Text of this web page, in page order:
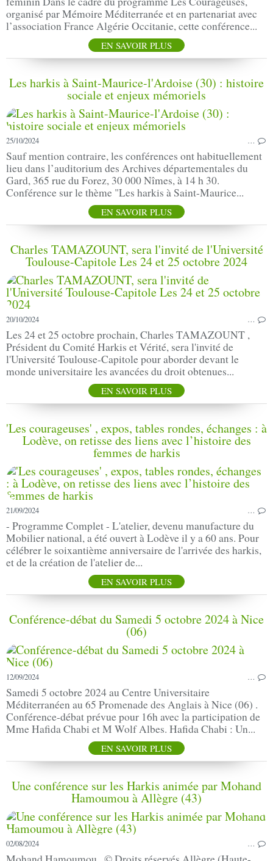
organisé par Mémoire Méditerranée et en partenariat avec
l’association France Algérie Occitanie, cette conférence...
EN SAVOIR PLUS
Les harkis à Saint-Maurice-l'Ardoise (30) : histoire
sociale et enjeux mémoriels
25/10/2024 …
Sauf mention contraire, les conférences ont habituellement
lieu dans l’auditorium des Archives départementales du
Gard, 365 rue du Forez, 30 000 Nîmes, à 14 h 30.
Conférence sur le thème "Les harkis à Saint-Maurice...
EN SAVOIR PLUS
Charles TAMAZOUNT, sera l'invité de l'Université
Toulouse-Capitole Les 24 et 25 octobre 2024
20/10/2024 …
Les 24 et 25 octobre prochain, Charles TAMAZOUNT ,
Président du Comité Harkis et Vérité, sera l'invité de
l'Université Toulouse-Capitole pour aborder devant le
monde universitaire les avancées du droit obtenues...
EN SAVOIR PLUS
'Les courageuses' , expos, tables rondes, échanges : à
Lodève, on retisse des liens avec l’histoire des
femmes de harkis
21/09/2024 …
- Programme Complet - L'atelier, devenu manufacture du
Mobilier national, a été ouvert à Lodève il y a 60 ans. Pour
célébrer le soixantième anniversaire de l'arrivée des harkis,
et de la création de l'atelier de...
EN SAVOIR PLUS
Conférence-débat du Samedi 5 octobre 2024 à Nice
(06)
12/09/2024 …
Samedi 5 octobre 2024 au Centre Universitaire
Méditerranéen au 65 Promenade des Anglais à Nice (06) .
Conférence-débat prévue pour 16h avec la participation de
Mme Hafida Chabi et M Wolf Albes. Hafida Chabi : Un...
EN SAVOIR PLUS
Une conférence sur les Harkis animée par Mohand
Hamoumou à Allègre (43)
02/08/2024 …